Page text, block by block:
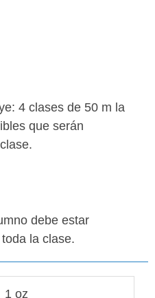
4 clases de 50 m la
que serán
debe estar
la clase.
1 oz